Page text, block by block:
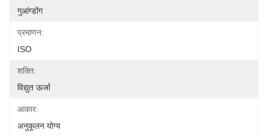
गुआंग्डोंग
प्रमाणन:
ISO
शक्ति:
विद्युत ऊर्जा
आकार:
अनुकूलन योग्य